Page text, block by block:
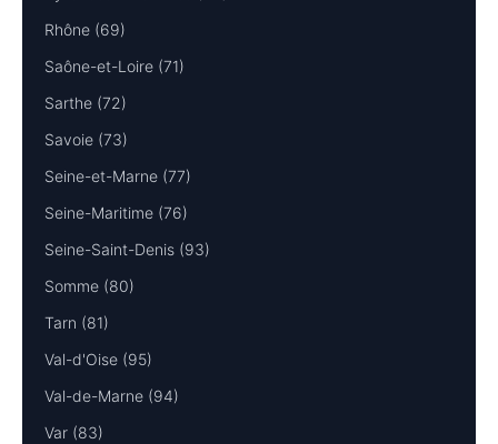
Rhône (69)
Saône-et-Loire (71)
Sarthe (72)
Savoie (73)
Seine-et-Marne (77)
Seine-Maritime (76)
Seine-Saint-Denis (93)
Somme (80)
Tarn (81)
Val-d'Oise (95)
Val-de-Marne (94)
Var (83)